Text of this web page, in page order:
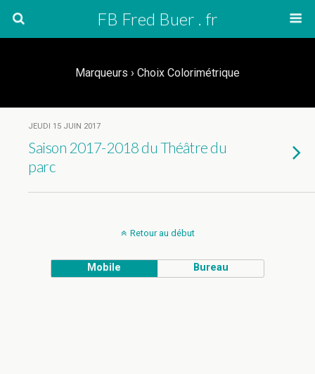
FB Fred Buer . fr
Marqueurs › Choix Colorimétrique
JEUDI 15 JUIN 2017
Saison 2017-2018 du Théâtre du
parc
Retour au début
Mobile Bureau